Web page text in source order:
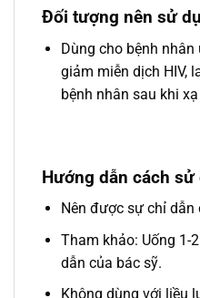
Đối tượng nên sử
Dùng cho bệnh
giảm miễn dịch HIV,
bệnh nhân sau khi
Hướng dẫn cách
Nên được sự chỉ dẫn
Tham khảo: Uống 1-
dẫn của bác sỹ.
Không dùng với liều